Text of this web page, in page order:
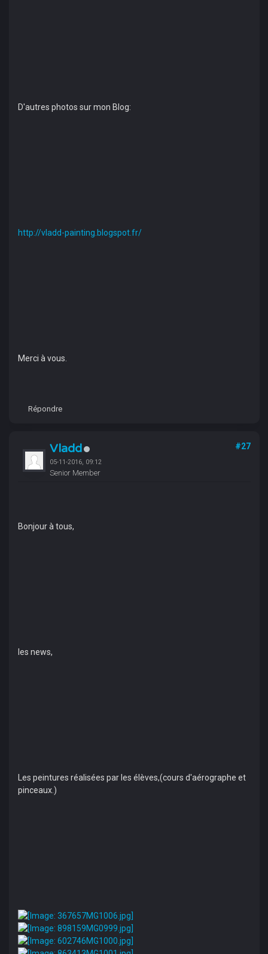
D'autres photos sur mon Blog:
http://vladd-painting.blogspot.fr/
Merci à vous.
Répondre
Vladd
05-11-2016, 09:12
Senior Member
#27
Bonjour à tous,
les news,
Les peintures réalisées par les élèves,(cours d'aérographe et
pinceaux.)